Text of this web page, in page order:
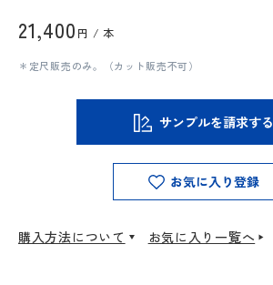
21,400 円 / 本
＊定尺販売のみ。（カット販売不可）
サンプルを請求する
お気に入り登録
購入方法について お気に入り一覧へ